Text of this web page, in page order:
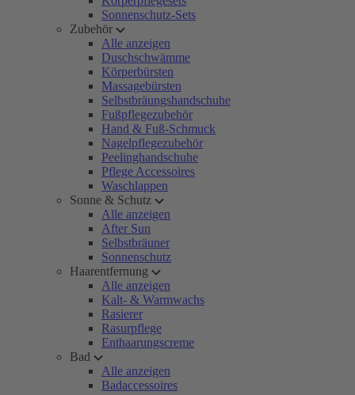
Sonnenschutz-Sets
Zubehör
Alle anzeigen
Duschschwämme
Körperbürsten
Massagebürsten
Selbstbräungshandschuhe
Fußpflegezubehör
Hand & Fuß-Schmuck
Nagelpflegezubehör
Peelinghandschuhe
Pflege Accessoires
Waschlappen
Sonne & Schutz
Alle anzeigen
After Sun
Selbstbräuner
Sonnenschutz
Haarentfernung
Alle anzeigen
Kalt- & Warmwachs
Rasierer
Rasurpflege
Enthaarungscreme
Bad
Alle anzeigen
Badaccessoires